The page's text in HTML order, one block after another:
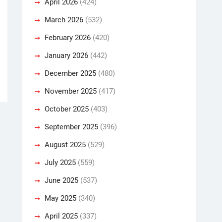
April 2026 (424)
March 2026 (532)
February 2026 (420)
January 2026 (442)
December 2025 (480)
November 2025 (417)
October 2025 (403)
September 2025 (396)
August 2025 (529)
July 2025 (559)
June 2025 (537)
May 2025 (340)
April 2025 (337)